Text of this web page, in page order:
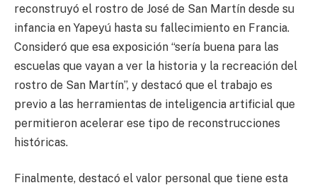
reconstruyó el rostro de José de San Martín desde su
infancia en Yapeyú hasta su fallecimiento en Francia.
Consideró que esa exposición “sería buena para las
escuelas que vayan a ver la historia y la recreación del
rostro de San Martín”, y destacó que el trabajo es
previo a las herramientas de inteligencia artificial que
permitieron acelerar ese tipo de reconstrucciones
históricas.
Finalmente, destacó el valor personal que tiene esta